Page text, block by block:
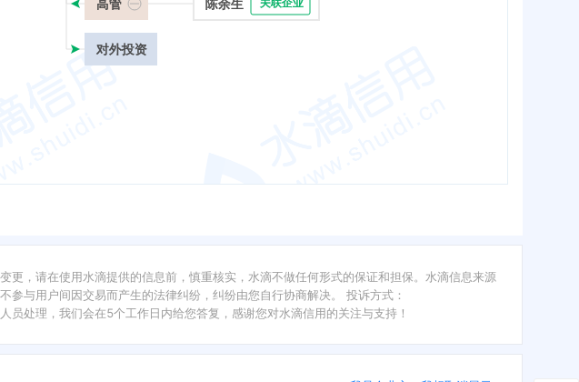
高管
对外投资
陈余生 关联企业
，请在使用水滴提供的信息前，慎重核实，水滴不做任何形式的保证和担保。水滴信息来源
与用户间因交易而产生的法律纠纷，纠纷由您自行协商解决。 投诉方式：
员处理，我们会在5个工作日内给您答复，感谢您对水滴信用的关注与支持！